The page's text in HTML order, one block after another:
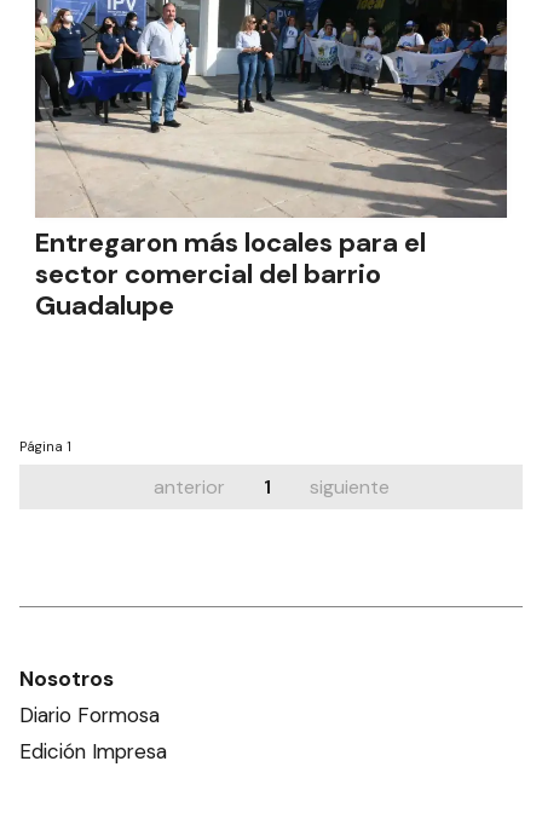
Entregaron más locales para el
sector comercial del barrio
Guadalupe
Página 1
anterior 1 siguiente
Nosotros
Diario Formosa
Edición Impresa